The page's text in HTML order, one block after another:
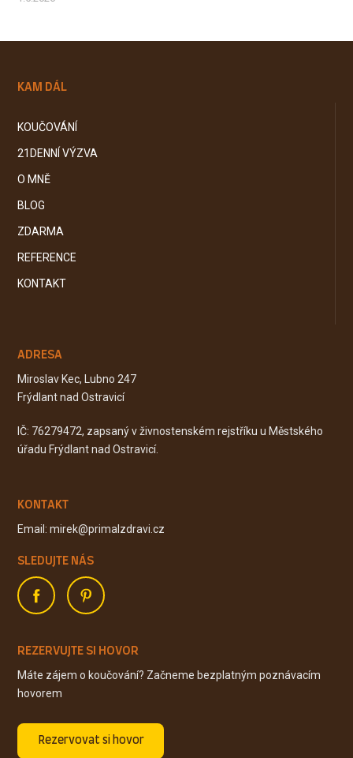
KAM DÁL
KOUČOVÁNÍ
21DENNÍ VÝZVA
O MNĚ
BLOG
ZDARMA
REFERENCE
KONTAKT
ADRESA
Miroslav Kec, Lubno 247
Frýdlant nad Ostravicí
IČ: 76279472, zapsaný v živnostenském rejstříku u Městského
úřadu Frýdlant nad Ostravicí.
KONTAKT
Email: mirek@primalzdravi.cz
SLEDUJTE NÁS
REZERVUJTE SI HOVOR
Máte zájem o koučování? Začneme bezplatným poznávacím
hovorem
Rezervovat si hovor